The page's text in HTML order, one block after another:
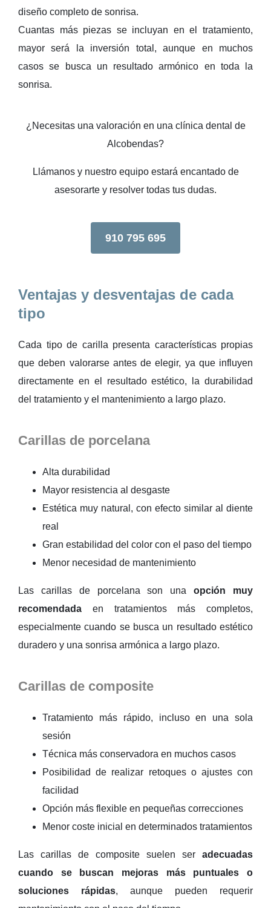
diseño completo de sonrisa.
Cuantas más piezas se incluyan en el tratamiento,
mayor será la inversión total, aunque en muchos
casos se busca un resultado armónico en toda la
sonrisa.
¿Necesitas una valoración en una clínica dental de
Alcobendas?
Llámanos y nuestro equipo estará encantado de
asesorarte y resolver todas tus dudas.
910 795 695
Ventajas y desventajas de cada
tipo
Cada tipo de carilla presenta características propias
que deben valorarse antes de elegir, ya que influyen
directamente en el resultado estético, la durabilidad
del tratamiento y el mantenimiento a largo plazo.
Carillas de porcelana
Alta durabilidad
Mayor resistencia al desgaste
Estética muy natural, con efecto similar al diente
real
Gran estabilidad del color con el paso del tiempo
Menor necesidad de mantenimiento
Las carillas de porcelana son unaopción muy
recomendada en tratamientos más completos,
especialmente cuando se busca un resultado estético
duradero y una sonrisa armónica a largo plazo.
Carillas de composite
Tratamiento más rápido, incluso en una sola
sesión
Técnica más conservadora en muchos casos
Posibilidad de realizar retoques o ajustes con
facilidad
Opción más flexible en pequeñas correcciones
Menor coste inicial en determinados tratamientos
Las carillas de composite suelen ser adecuadas
cuando se buscan mejoras más puntuales o
soluciones rápidas, aunque pueden requerir